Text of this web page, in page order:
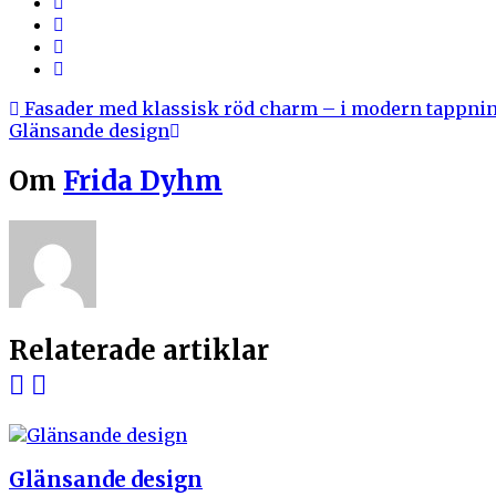
Fasader med klassisk röd charm – i modern
Glänsande design
Om Frida Dyhm
Relaterade artiklar
Glänsande design